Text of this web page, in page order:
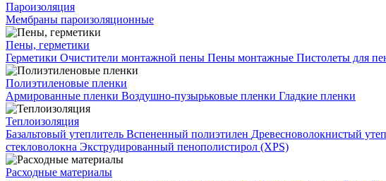
Пароизоляция
Мембраны пароизоляционные
Пены, герметики
Герметики Очистители монтажной пены Пены монтажные Пистолеты для
Полиэтиленовые пленки
Армированные пленки Воздушно-пузырьковые пленки Гладкие пленки
Теплоизоляция
Базальтовый утеплитель Вспененный полиэтилен Древесноволокнистый
стекловолокна Экструдированный пенополистирол (XPS)
Расходные материалы